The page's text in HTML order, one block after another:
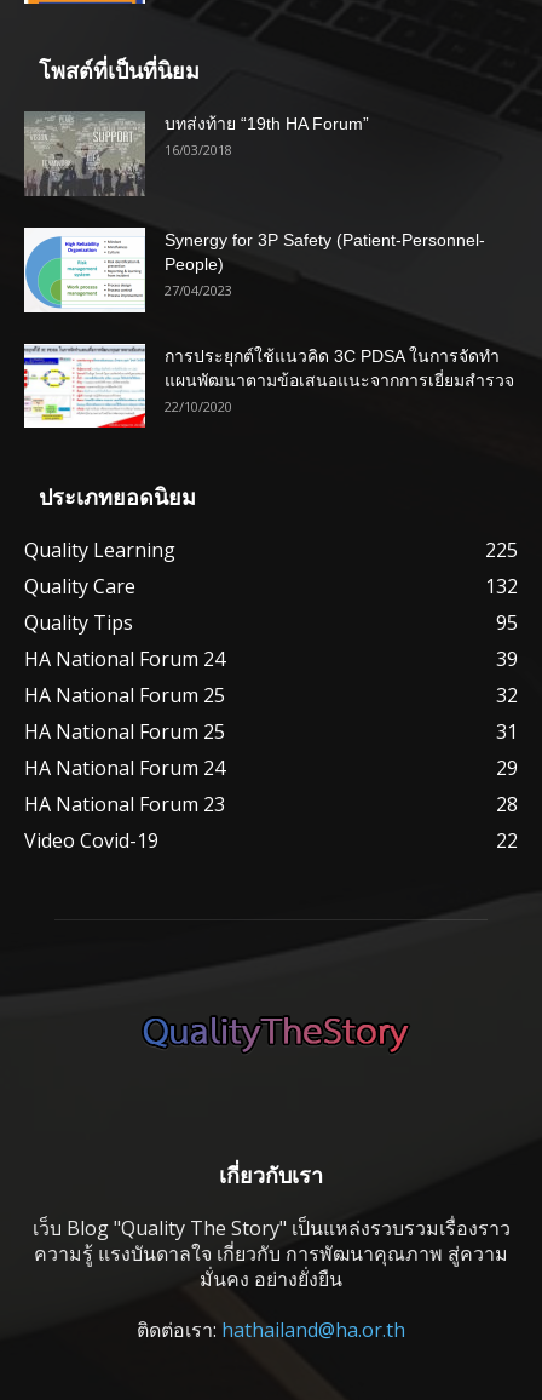
โพสต์ที่เป็นที่นิยม
บทส่งท้าย “19th HA Forum”
16/03/2018
Synergy for 3P Safety (Patient-Personnel-
People)
27/04/2023
การประยุกต์ใช้แนวคิด 3C PDSA ในการจัดทำ
แผนพัฒนาตามข้อเสนอแนะจากการเยี่ยมสำรวจ
22/10/2020
ประเภทยอดนิยม
Quality Learning
225
Quality Care
132
Quality Tips
95
HA National Forum 24
39
HA National Forum 25
32
HA National Forum 25
31
HA National Forum 24
29
HA National Forum 23
28
Video Covid-19
22
เกี่ยวกับเรา
เว็บ Blog "Quality The Story" เป็นแหล่งรวบรวมเรื่องราว
ความรู้ แรงบันดาลใจ เกี่ยวกับ การพัฒนาคุณภาพ สู่ความ
มั่นคง อย่างยั่งยืน
ติดต่อเรา: hathailand@ha.or.th